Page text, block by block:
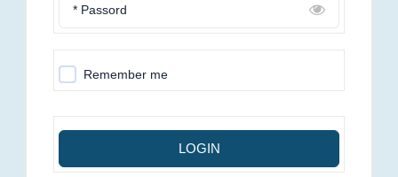
* Passord
Remember me
LOGIN